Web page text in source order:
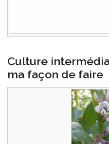
Culture
ma façon de faire